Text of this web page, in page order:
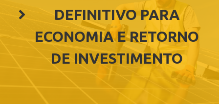
DEFINITIVO PARA
ECONOMIA E RETORNO
DE INVESTIMENTO